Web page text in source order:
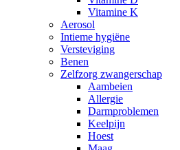
Vitamine K
Aerosol
Intieme hygiëne
Versteviging
Benen
Zelfzorg zwangerschap
Aambeien
Allergie
Darmproblemen
Keelpijn
Hoest